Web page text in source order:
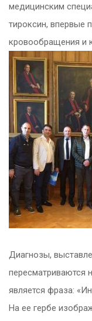
медицинским
тироксин, впервые
кровообращения и
Диагнозы,
пересматриваются
является фраза:
На ее гербе